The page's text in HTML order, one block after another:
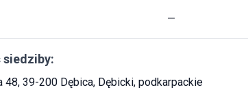
—
siedziby:
48, 39-200 Dębica, Dębicki, podkarpackie